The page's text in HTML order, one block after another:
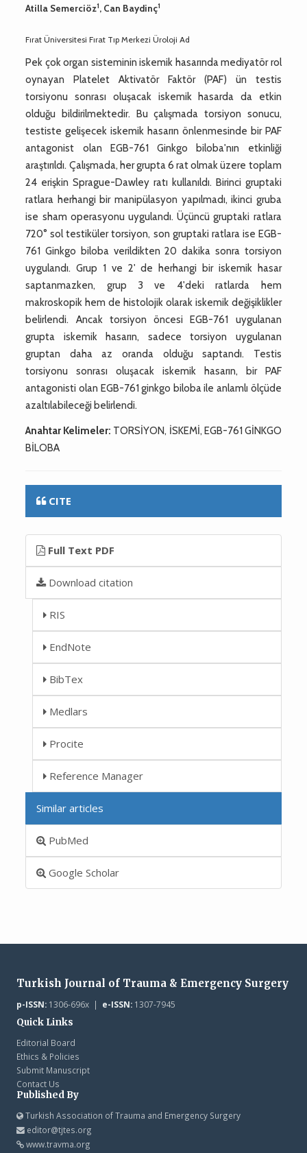
Atilla Semerciöz1, Can Baydinç1
Fırat Üniversitesi Fırat Tıp Merkezi Üroloji Ad
Pek çok organ sisteminin iskemik hasarında mediyatör rol
oynayan Platelet Aktivatör Faktör (PAF) ün testis
torsiyonu sonrası oluşacak iskemik hasarda da etkin
olduğu bildirilmektedir. Bu çalışmada torsiyon sonucu,
testiste gelişecek iskemik hasarın önlenmesinde bir PAF
antagonist olan EGB-761 Ginkgo biloba'nın etkinliği
araştırıldı. Çalışmada, her grupta 6 rat olmak üzere toplam
24 erişkin Sprague-Dawley ratı kullanıldı. Birinci gruptaki
ratlara herhangi bir manipülasyon yapılmadı, ikinci gruba
ise sham operasyonu uygulandı. Üçüncü gruptaki ratlara
720° sol testiküler torsiyon, son gruptaki ratlara ise EGB-
761 Ginkgo biloba verildikten 20 dakika sonra torsiyon
uygulandı. Grup 1 ve 2' de herhangi bir iskemik hasar
saptanmazken, grup 3 ve 4'deki ratlarda hem
makroskopik hem de histolojik olarak iskemik değişiklikler
belirlendi. Ancak torsiyon öncesi EGB-761 uygulanan
grupta iskemik hasarın, sadece torsiyon uygulanan
gruptan daha az oranda olduğu saptandı. Testis
torsiyonu sonrası oluşacak iskemik hasarın, bir PAF
antagonisti olan EGB-761 ginkgo biloba ile anlamlı ölçüde
azaltılabileceği belirlendi.
Anahtar Kelimeler: TORSİYON, İSKEMİ, EGB-761 GİNKGO
BİLOBA
CITE
Full Text PDF
Download citation
RIS
EndNote
BibTex
Medlars
Procite
Reference Manager
Similar articles
PubMed
Google Scholar
Turkish Journal of Trauma & Emergency Surgery
p-ISSN:1306-696x | e-ISSN:1307-7945
Quick Links
Editorial Board
Ethics & Policies
Submit Manuscript
Contact Us
Published By
Turkish Association of Trauma and Emergency Surgery
editor@tjtes.org
www.travma.org